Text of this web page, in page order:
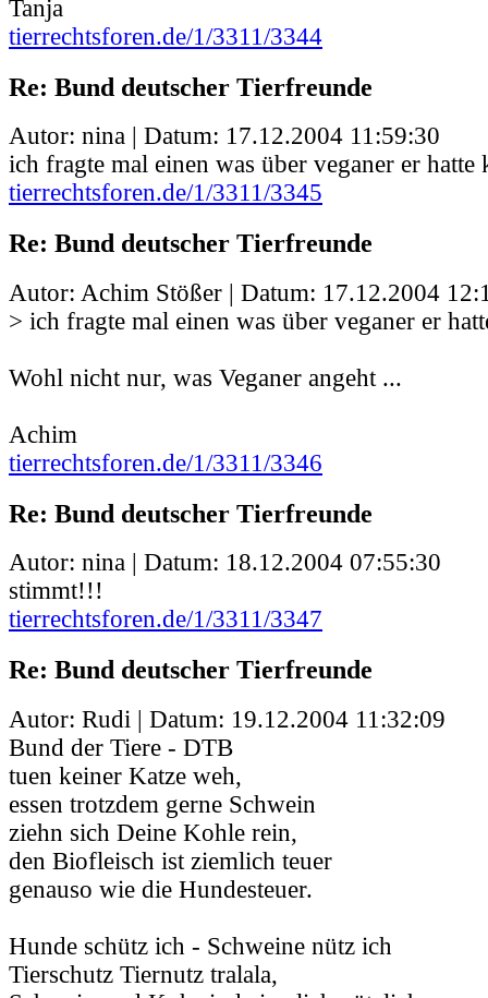
Tanja
tierrechtsforen.de/1/3311/3344
Re: Bund deutscher Tierfreunde
Autor: nina | Datum: 17.12.2004 11:59:30
ich fragte mal einen was über veganer er hatte
tierrechtsforen.de/1/3311/3345
Re: Bund deutscher Tierfreunde
Autor: Achim Stößer | Datum: 17.12.2004
> ich fragte mal einen was über veganer er
Wohl nicht nur, was Veganer angeht ...
Achim
tierrechtsforen.de/1/3311/3346
Re: Bund deutscher Tierfreunde
Autor: nina | Datum: 18.12.2004 07:55:30
stimmt!!!
tierrechtsforen.de/1/3311/3347
Re: Bund deutscher Tierfreunde
Autor: Rudi | Datum: 19.12.2004 11:32:09
Bund der Tiere - DTB
tuen keiner Katze weh,
essen trotzdem gerne Schwein
ziehn sich Deine Kohle rein,
den Biofleisch ist ziemlich teuer
genauso wie die Hundesteuer.
Hunde schütz ich - Schweine nütz ich
Tierschutz Tiernutz tralala,